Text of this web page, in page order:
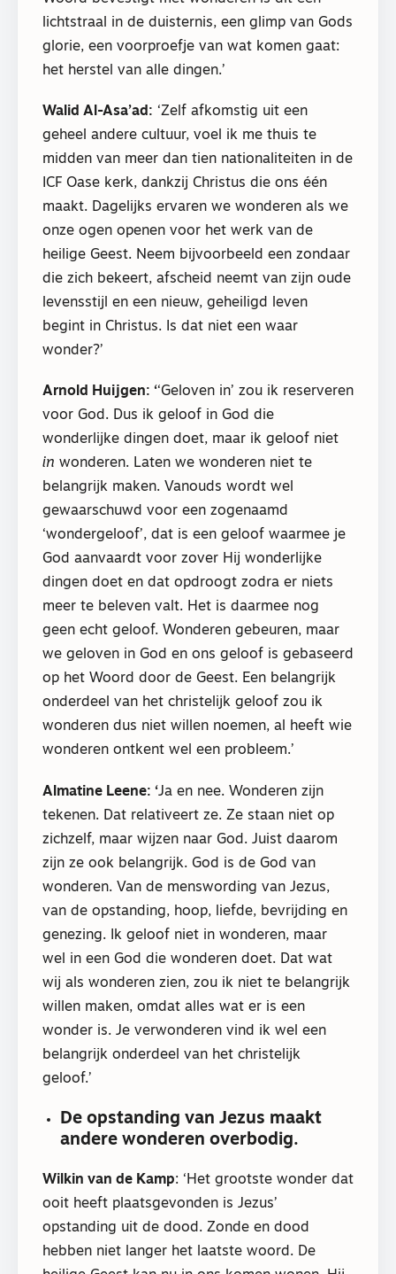
lichtstraal in de duisternis, een glimp van Gods
glorie, een voorproefje van wat komen gaat:
het herstel van alle dingen.’
Walid Al-Asa’ad: ‘Zelf afkomstig uit een
geheel andere cultuur, voel ik me thuis te
midden van meer dan tien nationaliteiten in de
ICF Oase kerk, dankzij Christus die ons één
maakt. Dagelijks ervaren we wonderen als we
onze ogen openen voor het werk van de
heilige Geest. Neem bijvoorbeeld een zondaar
die zich bekeert, afscheid neemt van zijn oude
levensstijl en een nieuw, geheiligd leven
begint in Christus. Is dat niet een waar
wonder?’
Arnold Huijgen: ‘‘Geloven in’ zou ik reserveren
voor God. Dus ik geloof in God die
wonderlijke dingen doet, maar ik geloof niet
in wonderen. Laten we wonderen niet te
belangrijk maken. Vanouds wordt wel
gewaarschuwd voor een zogenaamd
‘wondergeloof’, dat is een geloof waarmee je
God aanvaardt voor zover Hij wonderlijke
dingen doet en dat opdroogt zodra er niets
meer te beleven valt. Het is daarmee nog
geen echt geloof. Wonderen gebeuren, maar
we geloven in God en ons geloof is gebaseerd
op het Woord door de Geest. Een belangrijk
onderdeel van het christelijk geloof zou ik
wonderen dus niet willen noemen, al heeft wie
wonderen ontkent wel een probleem.’
Almatine Leene: ‘Ja en nee. Wonderen zijn
tekenen. Dat relativeert ze. Ze staan niet op
zichzelf, maar wijzen naar God. Juist daarom
zijn ze ook belangrijk. God is de God van
wonderen. Van de menswording van Jezus,
van de opstanding, hoop, liefde, bevrijding en
genezing. Ik geloof niet in wonderen, maar
wel in een God die wonderen doet. Dat wat
wij als wonderen zien, zou ik niet te belangrijk
willen maken, omdat alles wat er is een
wonder is. Je verwonderen vind ik wel een
belangrijk onderdeel van het christelijk
geloof.’
De opstanding van Jezus maakt
andere wonderen overbodig.
Wilkin van de Kamp: ‘Het grootste wonder dat
ooit heeft plaatsgevonden is Jezus’
opstanding uit de dood. Zonde en dood
hebben niet langer het laatste woord. De